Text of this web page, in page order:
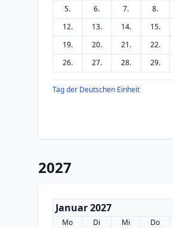
5.
6. 7. 8.
12.
13. 14. 15.
19.
20. 21. 22.
26.
27. 28. 29.
Tag der Deutschen Einheit
2027
Januar 2027
Mo Di Mi Do